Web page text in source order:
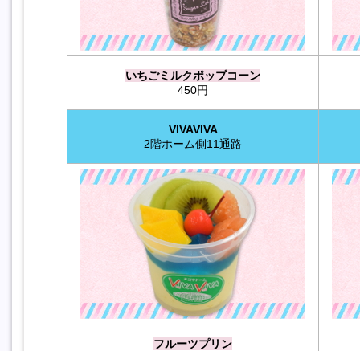
いちごミルクポップコーン
450円
VIVAVIVA
2階ホーム側11通路
フルーツプリン